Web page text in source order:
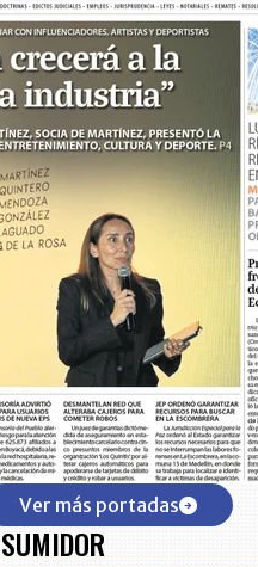
Ver más portadas